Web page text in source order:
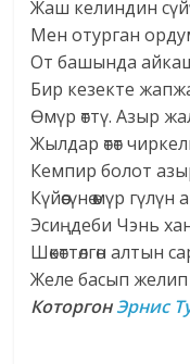
Жаш келиндин
Мен отурган
От башында
Бир кезекте
Өмүр өттү. Азыр
Жылдар өтөт
Кемпир болот
Күйөөсүнө өмүр
Эсиңдеби Чэнь
Шөкөттөлгөн алтын
Желе басып желип
КоторгонЭрнис